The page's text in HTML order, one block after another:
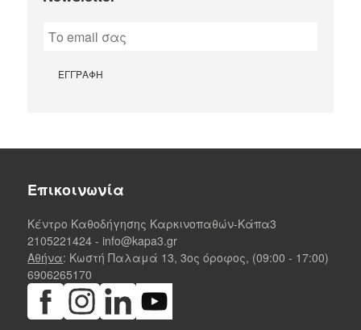
Επικοινωνία
Κέντρο Καθοδήγησης Καρκινοπαθών-Κάπα3
2105221424 - info@kapa3.gr
Αθήνα: Κωστή Παλαμά 13, 3ος όροφος, (09:00 - 17:00)
6906265170